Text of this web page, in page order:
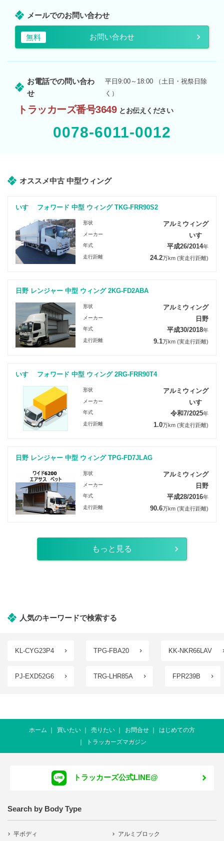
メールでのお問い合わせ
無料 お問い合わせ
お電話での問い合わ
せ
平日9:00～18:00 （土日・祝祭日除
く）
トラッカーズ番号3649 とお伝えください
0078-6011-0012
オススメ中古 中型ウィング
いすゞ フォワード 中型 ウィング TKG-FRR90S2
形状 アルミウィング
メーカー いすゞ
年式 平成26/2014年
走行距離 24.2万km (実走行距離)
日野 レンジャー 中型 ウィング 2KG-FD2ABA
形状 アルミウィング
メーカー 日野
年式 平成30/2018年
走行距離 9.1万km (実走行距離)
いすゞ フォワード 中型 ウィング 2RG-FRR90T4
形状 アルミウィング
メーカー いすゞ
年式 令和7/2025年
走行距離 1.0万km (実走行距離)
日野 レンジャー 中型 ウィング TPG-FD7JLAG
形状 アルミウィング
メーカー 日野
年式 平成28/2016年
走行距離 90.6万km (実走行距離)
もっと見る
人気のキーワードで検索する
KL-CYG23P4 TPG-FBA20 KK-NKR66LAV
PJ-EXD52G6 TRG-LHR85A FPR239B
ホーム 買いたい 売りたい お問合せ
はじめての方
トラッカーズマガジン
トラッカーズ公式LINE@
Search by Body Type
平ボディ アルミブロック